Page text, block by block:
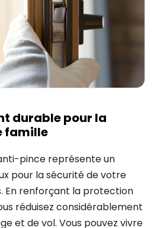
durable pour la
famille
pince représente un
pour la sécurité de votre
En renforçant la protection
réduisez considérablement
et de vol. Vous pouvez vivre